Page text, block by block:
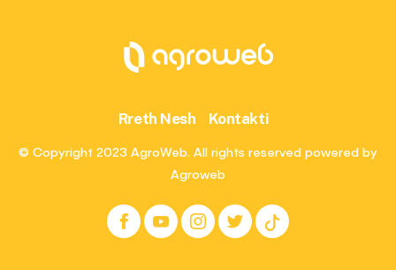
Rreth Nesh Kontakti
© Copyright 2023 AgroWeb. All rights reserved powered by
Agroweb